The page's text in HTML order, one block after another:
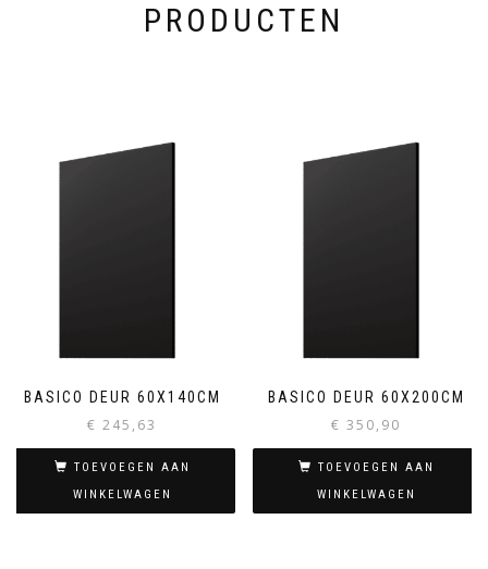
PRODUCTEN
BASICO DEUR 60X140CM
€ 245,63
TOEVOEGEN AAN
WINKELWAGEN
BASICO DEUR 60X200CM
€ 350,90
TOEVOEGEN AAN
WINKELWAGEN